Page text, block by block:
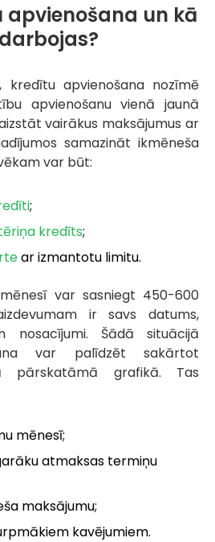
apvienošana un kā
kredītu apvienošana nozīmē
apvienošanu vienā jaunā
vairākus maksājumus ar
samazināt ikmēneša
var būt:
;
kredīts;
ar izmantotu limitu.
var sasniegt 450-600
ir savs datums,
nosacījumi. Šādā situācijā
var palīdzēt sakārtot
pārskatāmā grafikā. Tas
mēnesī;
atmaksas termiņu
maksājumu;
kavējumiem.